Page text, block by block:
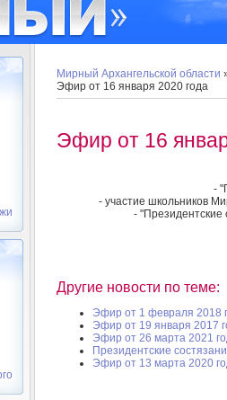
Мирный Архангельской области
Эфир от 16 января 2020 года
Эфир от 16
-
- участие школьников
- "Президентские
Другие новости по теме:
Эфир от 1 февраля 2018
Эфир от 19 января 2017
Эфир от 26 марта 2021
Президентские
Эфир от 13 марта 2020